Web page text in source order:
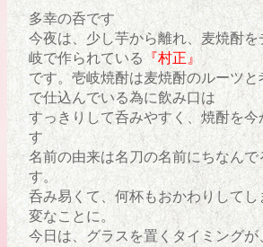
多幸の呑です
今夜は、少し芋から離れ、麦焼酎
岐で作られている『村正』
です。壱岐焼酎は麦焼酎のルーツと
で仕込んでいる為に飲み口は
すっきりして呑みやすく、焼酎を
す
名前の由来は名刀の名前にちなん
す。
呑み易くて、何杯もおかわりして
変なことに。
今日は、グラスを置くタイミング